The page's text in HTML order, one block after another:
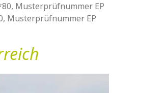
Musterprüfnummer EP
Musterprüfnummer EP